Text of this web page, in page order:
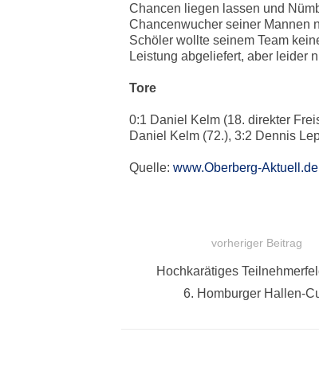
Chancen liegen lassen und
Chancenwucher seiner Mannen
Schöler wollte seinem Team
Leistung abgeliefert, aber leider
Tore
0:1 Daniel Kelm (18. direkter
Daniel Kelm (72.), 3:2 Dennis
Quelle: www.Oberberg-Aktuell.de
vorheriger Beitrag
Vorheriger
Beitrag:
Hochkarätiges
6. Homburger Hallen-